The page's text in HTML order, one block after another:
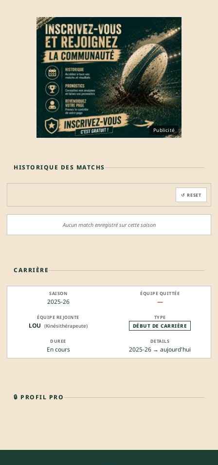
Publicité
HISTORIQUE DES MATCHS
↺ RESET
Aucun match enregistré sur cette saison
CARRIÈRE
2025-26 —
LOU (Kinésithérapeute) DÉBUT DE CARRIÈRE
En cours 2025-26 → aujourd'hui
🔒 PROFIL PRO